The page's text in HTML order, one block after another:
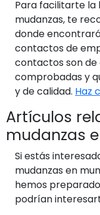
Para facilitarte la
mudanzas, te
donde
contactos de
contactos son de
comprobadas y
y de calidad. Haz
Artículos
mudanzas
Si estás
mudanzas en
hemos
podrían